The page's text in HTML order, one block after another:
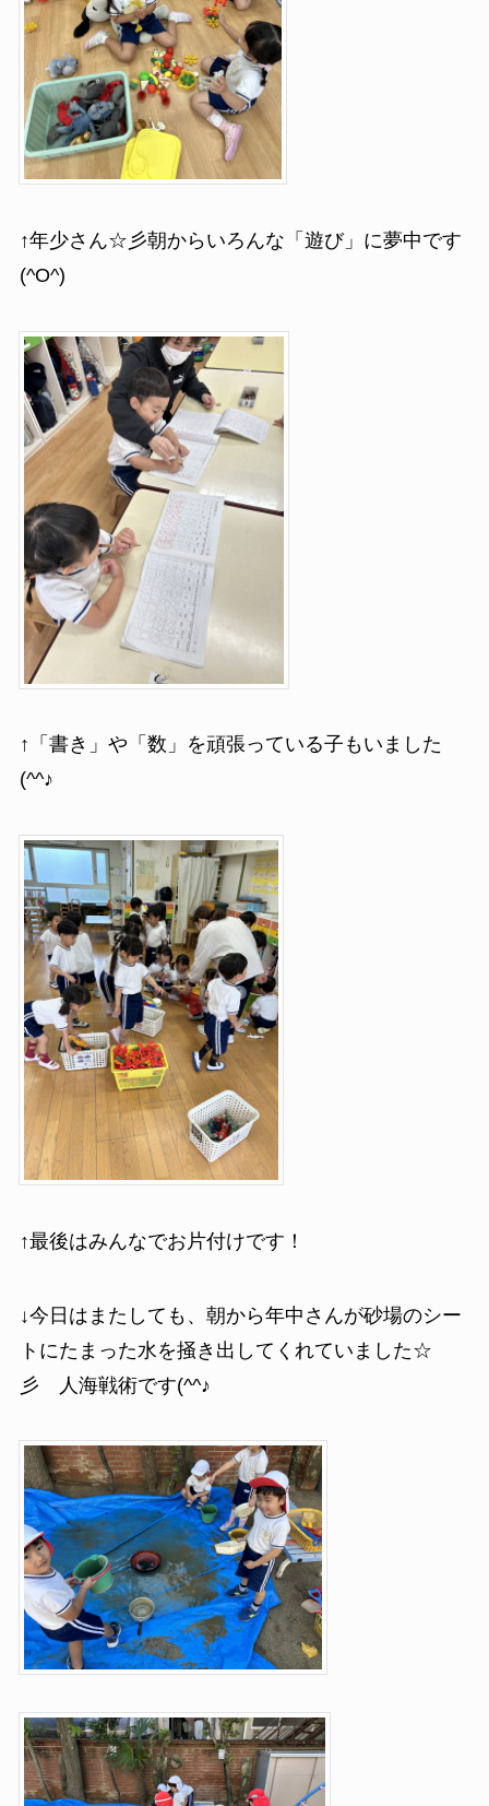
↑年少さん☆彡朝からいろんな「遊び」に夢中です
(^O^)
↑「書き」や「数」を頑張っている子もいました
(^^♪
↑最後はみんなでお片付けです！
↓今日はまたしても、朝から年中さんが砂場のシー
トにたまった水を掻き出してくれていました☆
彡 人海戦術です(^^♪